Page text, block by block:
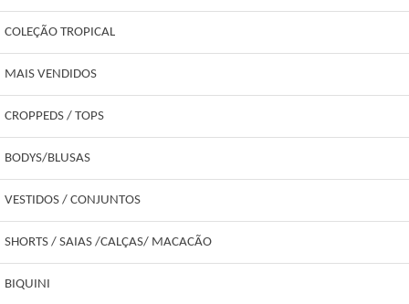
COLEÇÃO TROPICAL
MAIS VENDIDOS
CROPPEDS / TOPS
BODYS/BLUSAS
VESTIDOS / CONJUNTOS
SHORTS / SAIAS /CALÇAS/ MACACÃO
BIQUINI